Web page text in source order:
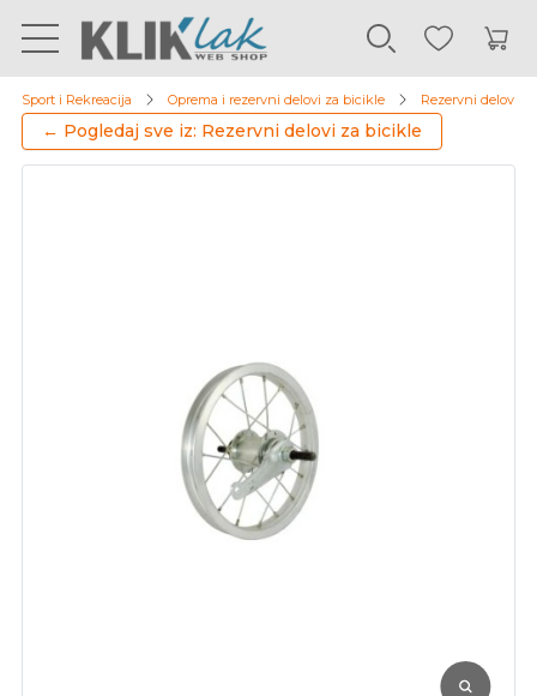
Sport i Rekreacija Oprema i rezervni delovi za bicikle Rezervni delovi
← Pogledaj sve iz: Rezervni delovi za bicikle